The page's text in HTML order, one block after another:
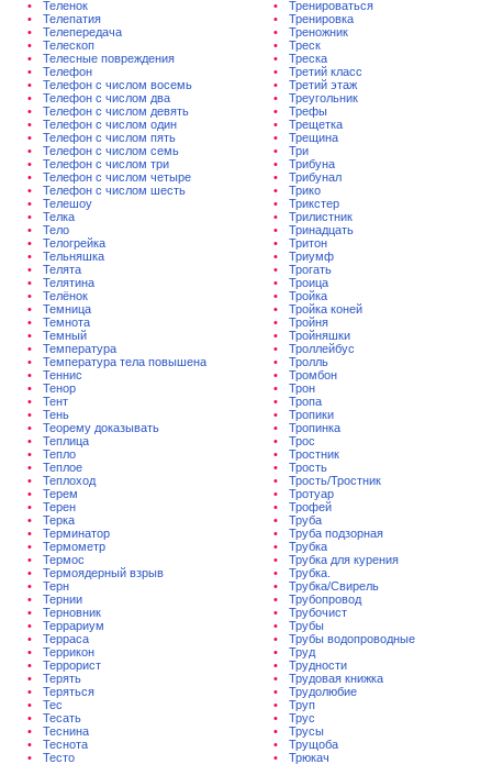
Теленок
Телепатия
Телепередача
Телескоп
Телесные повреждения
Телефон
Телефон с числом восемь
Телефон с числом два
Телефон с числом девять
Телефон с числом один
Телефон с числом пять
Телефон с числом семь
Телефон с числом три
Телефон с числом четыре
Телефон с числом шесть
Телешоу
Телка
Тело
Телогрейка
Тельняшка
Телята
Телятина
Телёнок
Темница
Темнота
Темный
Температура
Температура тела повышена
Теннис
Тенор
Тент
Тень
Теорему доказывать
Теплица
Тепло
Теплое
Теплоход
Терем
Терен
Терка
Терминатор
Термометр
Термос
Термоядерный взрыв
Терн
Тернии
Терновник
Террариум
Терраса
Террикон
Террорист
Терять
Теряться
Тес
Тесать
Теснина
Теснота
Тесто
Тренироваться
Тренировка
Треножник
Треск
Треска
Третий класс
Третий этаж
Треугольник
Трефы
Трещетка
Трещина
Три
Трибуна
Трибунал
Трико
Трикстер
Трилистник
Тринадцать
Тритон
Триумф
Трогать
Троица
Тройка
Тройка коней
Тройня
Тройняшки
Троллейбус
Тролль
Тромбон
Трон
Тропа
Тропики
Тропинка
Трос
Тростник
Трость
Трость/Тростник
Тротуар
Трофей
Труба
Труба подзорная
Трубка
Трубка для курения
Трубка.
Трубка/Свирель
Трубопровод
Трубочист
Трубы
Трубы водопроводные
Труд
Трудности
Трудовая книжка
Трудолюбие
Труп
Трус
Трусы
Трущоба
Трюкач